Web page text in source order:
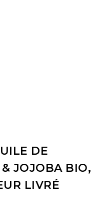
DE
JOJOBA BIO,
LIVRÉ